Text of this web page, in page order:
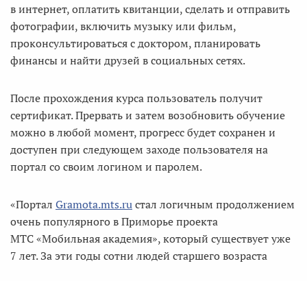
в интернет, оплатить квитанции, сделать и отправить
фотографии, включить музыку или фильм,
проконсультироваться с доктором, планировать
финансы и найти друзей в социальных сетях.
После прохождения курса пользователь получит
сертификат. Прервать и затем возобновить обучение
можно в любой момент, прогресс будет сохранен и
доступен при следующем заходе пользователя на
портал со своим логином и паролем.
«Портал Gramota.mts.ruстал логичным продолжением
очень популярного в Приморье проекта
МТС «Мобильная академия», который существует уже
7 лет. За эти годы сотни людей старшего возраста